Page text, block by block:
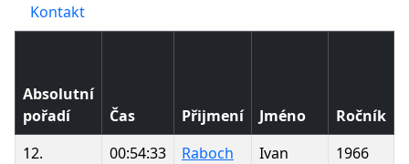
Kontakt
Absolutní
pořadí
Čas Přijmení Jméno Ročník
12.
00:54:33 Raboch Ivan 1966